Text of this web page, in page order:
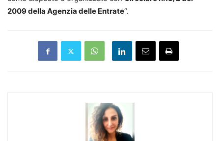
2009 della Agenzia delle Entrate“.